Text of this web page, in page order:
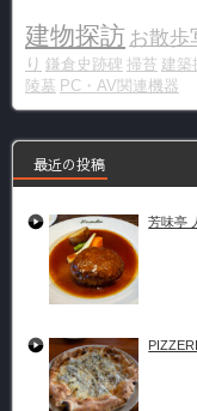
建物探訪 お散歩
り 鎌倉史跡碑 掃苔 建築
陵墓 PC・AV関連機器
最近の投稿
芳味亭